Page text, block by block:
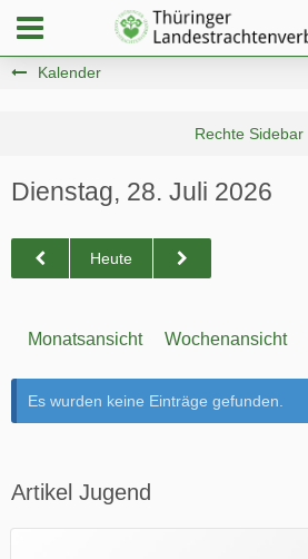
Kalender
Dienstag, 28. Juli 2026
Heute
Monatsansicht Wochenansicht
Es wurden keine Einträge gefunden.
Artikel Jugend